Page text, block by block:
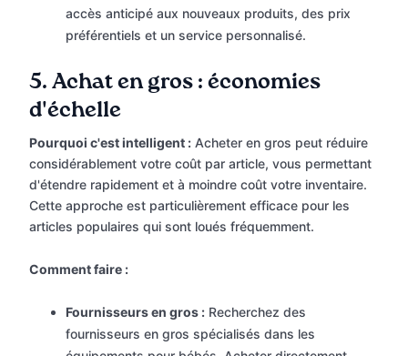
accès anticipé aux nouveaux produits, des prix
préférentiels et un service personnalisé.
5. Achat en gros : économies
d'échelle
Pourquoi c'est intelligent : Acheter en gros peut réduire
considérablement votre coût par article, vous permettant
d'étendre rapidement et à moindre coût votre inventaire.
Cette approche est particulièrement efficace pour les
articles populaires qui sont loués fréquemment.
Comment faire :
Fournisseurs en gros : Recherchez des
fournisseurs en gros spécialisés dans les